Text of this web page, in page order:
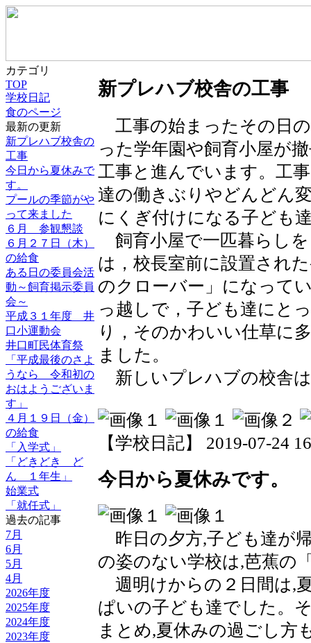
カテゴリ
TOP
学校日記
食のページ
最新の更新
新プレハブ校舎の
工事
今日から夏休みで
す。
プールの季節がや
って来ました
６月 参観懇談
６月２７日（木）
の給食
ある日の委員会活
動～飼育掲示委員
会～
平成３１年度 井
口小運動会
井口町民体育祭
「平成最後のさよ
うなら 令和初の
おはようございま
す」
４月１９日（金）
の給食
「入学式」
「どきどき ど
ん １年生」
始業式
「就任式」
過去の記事
7月
6月
5月
4月
2026年度
2025年度
2024年度
2023年度
新プレハブ校舎の工事
工事の始まったその日
った学年園や飼育小屋が
工事と進んでいます。工
達の働きぶりやどんどん
にくぎ付けになる子ども
飼育小屋で一匹暮らし
は，校長室前に設置され
のクローバー」になって
っ越しで，子ども達にと
り，そのかわいい仕草に
ました。
新しいプレハブの校舎
【学校日記】 2019-07-24
今日から夏休みです。
昨日の夕方,子ども達が
の姿のない学校は,芭蕉の
週明けからの２日間は,
ぱいの子ども達でした。
まとめ,夏休みの過ごし方